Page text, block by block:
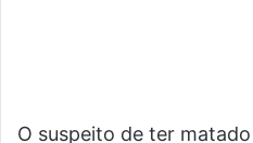
O suspeito de ter matado